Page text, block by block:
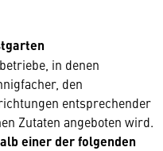
in denen
den
entsprechender
Zutaten angeboten wird.
einer der folgenden